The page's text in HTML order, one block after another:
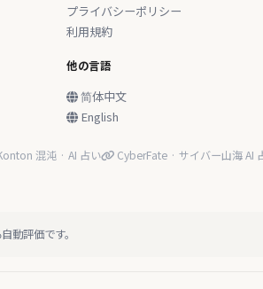
プライバシーポリシー
利用規約
他の言語
简体中文
English
混沌 · AI 占い CyberFate · サイバー山海 AI
動評価です。